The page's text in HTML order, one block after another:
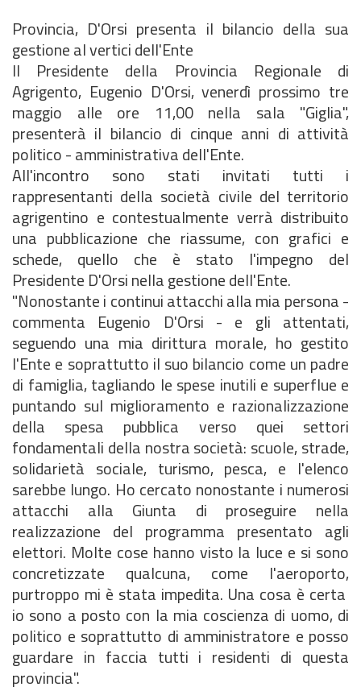
Provincia, D'Orsi presenta il bilancio della sua
gestione al vertici dell'Ente
Il Presidente della Provincia Regionale di
Agrigento, Eugenio D'Orsi, venerdì prossimo tre
maggio alle ore 11,00 nella sala "Giglia",
presenterà il bilancio di cinque anni di attività
politico - amministrativa dell'Ente.
All'incontro sono stati invitati tutti i
rappresentanti della società civile del territorio
agrigentino e contestualmente verrà distribuito
una pubblicazione che riassume, con grafici e
schede, quello che è stato l'impegno del
Presidente D'Orsi nella gestione dell'Ente.
"Nonostante i continui attacchi alla mia persona -
commenta Eugenio D'Orsi - e gli attentati,
seguendo una mia dirittura morale, ho gestito
l'Ente e soprattutto il suo bilancio come un padre
di famiglia, tagliando le spese inutili e superflue e
puntando sul miglioramento e razionalizzazione
della spesa pubblica verso quei settori
fondamentali della nostra società: scuole, strade,
solidarietà sociale, turismo, pesca, e l'elenco
sarebbe lungo. Ho cercato nonostante i numerosi
attacchi alla Giunta di proseguire nella
realizzazione del programma presentato agli
elettori. Molte cose hanno visto la luce e si sono
concretizzate qualcuna, come l'aeroporto,
purtroppo mi è stata impedita. Una cosa è certa
io sono a posto con la mia coscienza di uomo, di
politico e soprattutto di amministratore e posso
guardare in faccia tutti i residenti di questa
provincia".